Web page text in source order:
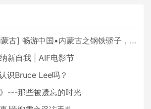
古] 畅游中国•内蒙古之钢铁骄子，魅力包头
新自我 | AIF电影节
识Bruce Lee吗？
》---那些被遗忘的时光